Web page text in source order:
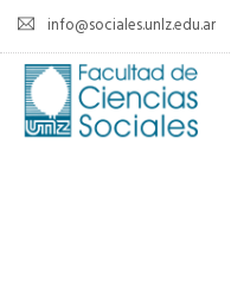
info@sociales.unlz.edu.ar